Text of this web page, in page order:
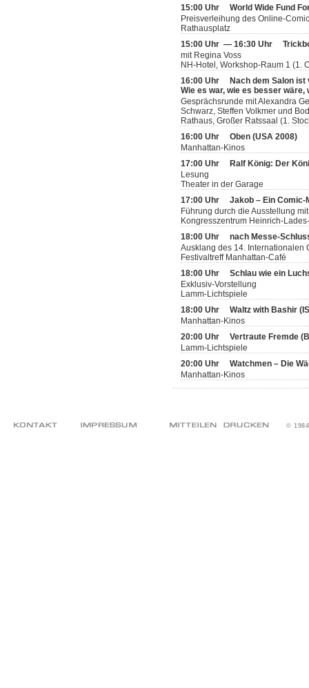
15:00 Uhr World Wide Fund
Preisverleihung des Online-
Rathausplatz
15:00 Uhr — 16:30 Uhr
mit Regina Voss
NH-Hotel, Workshop-Raum 1 (1.
16:00 Uhr
Nach dem Salon ist
Wie es war, wie es besser
Gesprächsrunde mit Alexandra
Schwarz, Steffen Volkmer und
Rathaus, Großer Ratssaal (1.
16:00 Uhr Oben (USA 2008)
Manhattan-Kinos
17:00 Uhr
Ralf König: Der
Lesung
Theater in der Garage
17:00 Uhr Jakob – Ein Comic-
Führung durch die Ausstellung
Kongresszentrum Heinrich-
18:00 Uhr nach Messe-
Ausklang des 14. Internationalen
Festivaltreff Manhattan-Café
18:00 Uhr Schlau wie ein
Exklusiv-Vorstellung
Lamm-Lichtspiele
18:00 Uhr Waltz with Bashir
Manhattan-Kinos
20:00 Uhr Vertraute Fremde
Lamm-Lichtspiele
20:00 Uhr Watchmen – Die
Manhattan-Kinos
©